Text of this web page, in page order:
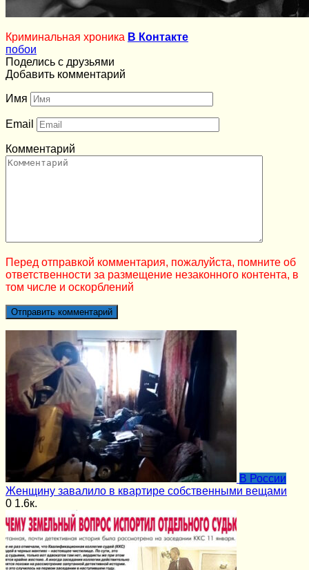
Криминальная хроника В Контакте
побои
Поделись с друзьями
Добавить комментарий
Имя
Email
Комментарий
Перед отправкой комментария, пожалуйста, помните об
ответственности за размещение незаконного контента, в
том числе и оскорблений
В России
Женщину завалило в квартире собственными вещами
0 1.6к.